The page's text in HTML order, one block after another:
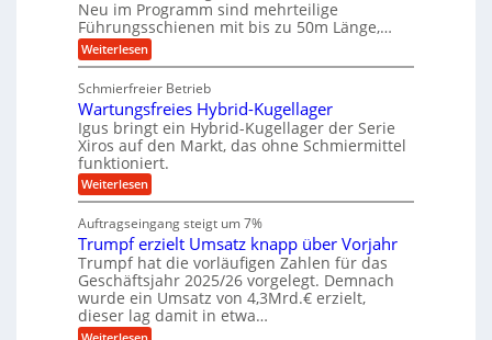
b
u
n
g
e
n
u
b
b
e
w
e
g
u
n
g
e
n
t
i
v
e
n
d
M
a
s
c
h
i
e
n
b
a
u
W
e
r
k
z
e
u
g
k
r
e
i
s
a
u
f
Neu im Programm sind mehrteilige
Führungsschienen mit bis zu 50m Länge,…
Weiterlesen:
K
g
e
l
s
c
h
i
e
e
n
f
ü
h
r
u
Schmierfreier Betrieb
Wartungsfreies Hybrid-Kugellager
Igus bringt ein Hybrid-Kugellager der Serie
Xiros auf den Markt, das ohne Schmiermittel
funktioniert.
Weiterlesen:
W
r
t
u
n
g
s
f
r
Auftragseingang steigt um 7%
Trumpf erzielt Umsatz knapp über Vorjahr
Trumpf hat die vorläufigen Zahlen für das
Geschäftsjahr 2025/26 vorgelegt. Demnach
wurde ein Umsatz von 4,3Mrd.€ erzielt,
dieser lag damit in etwa…
: